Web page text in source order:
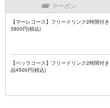
クーポン
【マーレコース】フリードリンク2時間付
3900円(税込)
【ベッラコース】フリードリンク2時間付
品4500円(税込)